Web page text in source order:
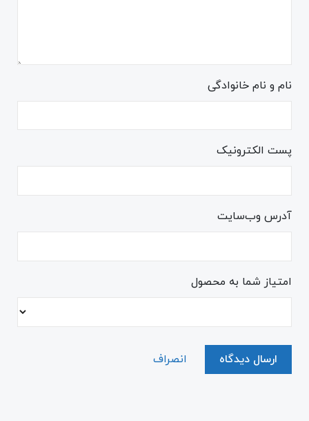
نام و نام خانوادگی
پست الکترونیک
آدرس وب‌سایت
امتیاز شما به محصول
ارسال دیدگاه انصراف